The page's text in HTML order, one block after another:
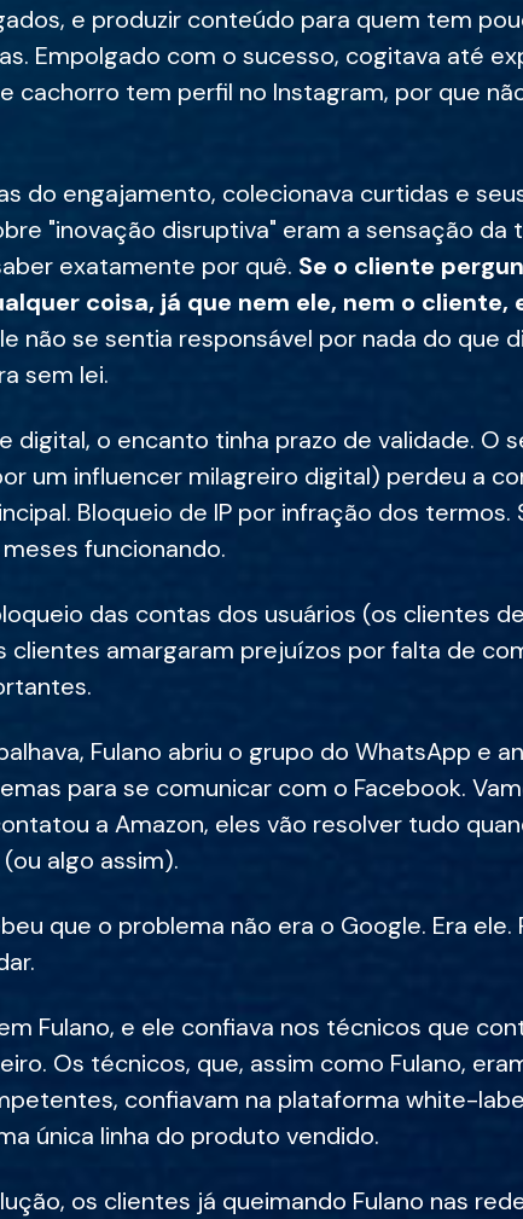
e produzir conteúdo para quem tem
Empolgado com o sucesso, cogitava até
cachorro tem perfil no Instagram, por que
do engajamento, colecionava curtidas e
"inovação disruptiva" eram a sensação da
exatamente por quê. Se o cliente
coisa, já que nem ele, nem o cliente,
não se sentia responsável por nada do que
sem lei.
digital, o encanto tinha prazo de validade. O
um influencer milagreiro digital) perdeu a
Bloqueio de IP por infração dos termos.
funcionando.
das contas dos usuários (os clientes
clientes amargaram prejuízos por falta de
Fulano abriu o grupo do WhatsApp e
para se comunicar com o Facebook.
a Amazon, eles vão resolver tudo
algo assim).
que o problema não era o Google. Era ele.
Fulano, e ele confiava nos técnicos que
Os técnicos, que, assim como Fulano,
confiavam na plataforma white-
única linha do produto vendido.
os clientes já queimando Fulano nas